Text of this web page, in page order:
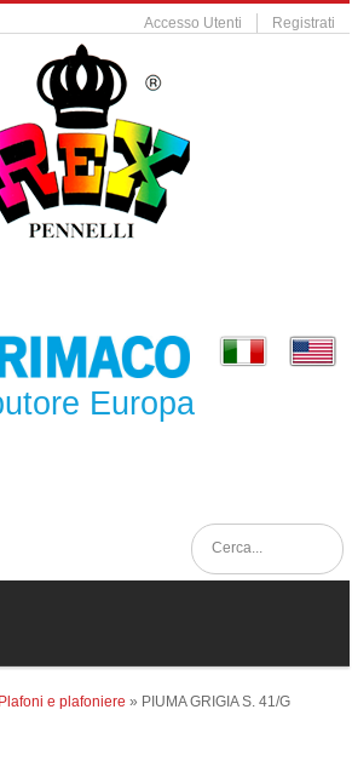
Accesso Utenti Registrati
Europa
Plafoni e plafoniere » PIUMA GRIGIA S. 41/G